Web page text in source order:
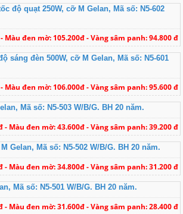
độ quạt 250W, cỡ M Gelan, Mã số: N5-602
Màu đen mờ: 105.200đ - Vàng sâm panh: 94.800 đ
sáng đèn 500W, cỡ M Gelan, Mã số: N5-601
Màu đen mờ: 106.000đ - Vàng sâm panh: 95.600 đ
Mã số: N5-503 W/B/G. BH 20 năm.
- Màu đen mờ: 43.600đ - Vàng sâm panh: 39.200 đ
Gelan, Mã số: N5-502 W/B/G. BH 20 năm.
- Màu đen mờ: 34.800đ - Vàng sâm panh: 31.200 đ
Mã số: N5-501 W/B/G. BH 20 năm.
- Màu đen mờ: 31.600đ - Vàng sâm panh: 28.400 đ